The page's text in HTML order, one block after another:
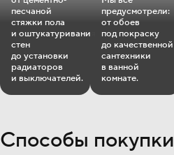
песчаной
стяжки пола
и оштукатуривания
стен
до установки
радиаторов
и выключателей.
предусмотрели:
от обоев
под покраску
до качественной
сантехники
в ванной
комнате.
Способы покупки